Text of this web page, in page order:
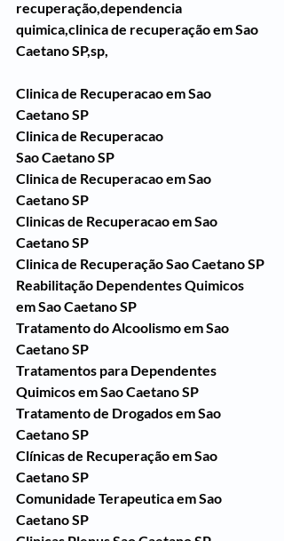
recuperação,dependencia
quimica,clinica de recuperação em Sao
Caetano SP,sp,
Clinica de Recuperacao em Sao
Caetano SP
Clinica de Recuperacao
Sao Caetano SP
Clinica de Recuperacao em Sao
Caetano SP
Clinicas de Recuperacao em Sao
Caetano SP
Clinica de Recuperação Sao Caetano SP
Reabilitação Dependentes Quimicos
em Sao Caetano SP
Tratamento do Alcoolismo em Sao
Caetano SP
Tratamentos para Dependentes
Quimicos em Sao Caetano SP
Tratamento de Drogados em Sao
Caetano SP
Clínicas de Recuperação em Sao
Caetano SP
Comunidade Terapeutica em Sao
Caetano SP